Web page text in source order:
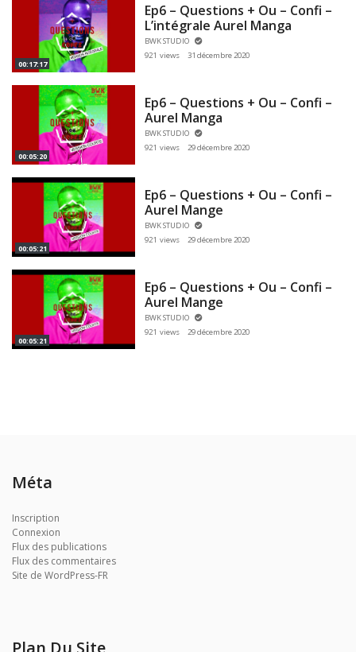
00:17:17
Ep6 – Questions + Ou – Confi –
L’intégrale Aurel Manga
BWK STUDIO
921 views
31 décembre 2020
00:05:20
Ep6 – Questions + Ou – Confi –
Aurel Manga
BWK STUDIO
921 views
29 décembre 2020
00:05:21
Ep6 – Questions + Ou – Confi –
Aurel Mange
BWK STUDIO
921 views
29 décembre 2020
00:05:21
Ep6 – Questions + Ou – Confi –
Aurel Mange
BWK STUDIO
921 views
29 décembre 2020
Méta
Inscription
Connexion
Flux des publications
Flux des commentaires
Site de WordPress-FR
Plan Du Site